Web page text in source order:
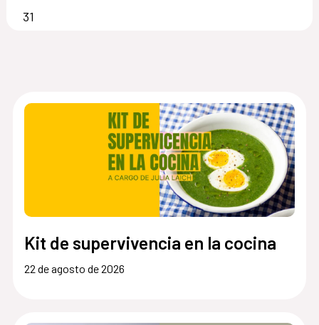
Kit de supervivencia en la cocina
22 de agosto de 2026
31